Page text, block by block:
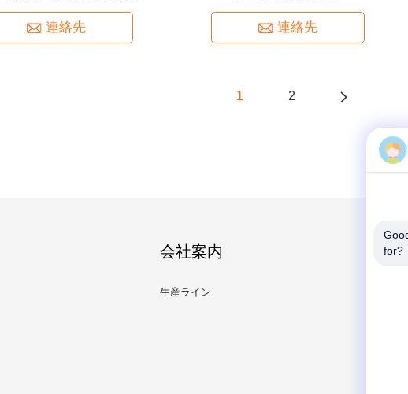
連絡先 連絡先
1 2
会社案内
生産ライン
for?